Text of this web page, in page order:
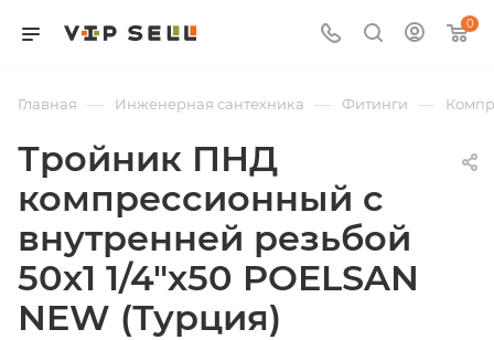
0
Главная — Инженерная сантехника — Фитинги —
Тройник ПНД
компрессионный с
внутренней резьбой
50х1 1/4"х50 POELSAN
NEW (Турция)